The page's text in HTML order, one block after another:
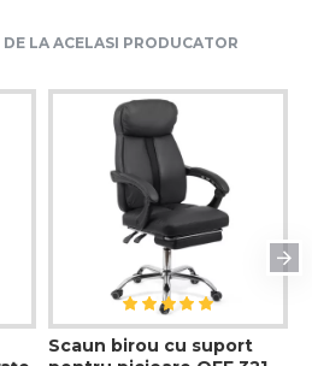
DE LA ACELASI PRODUCATOR
Scaun birou cu suport